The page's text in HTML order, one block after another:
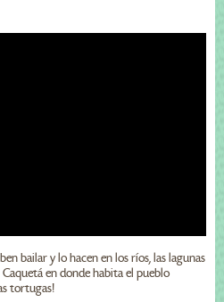
bailar y lo hacen en los ríos, las lagunas
en donde habita el pueblo
tortugas!